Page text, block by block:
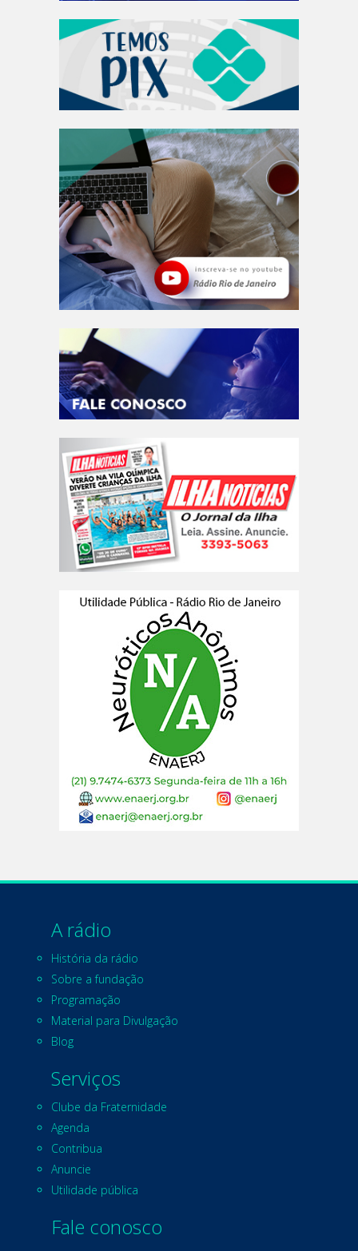
A rádio
História da rádio
Sobre a fundação
Programação
Material para Divulgação
Blog
Serviços
Clube da Fraternidade
Agenda
Contribua
Anuncie
Utilidade pública
Fale conosco